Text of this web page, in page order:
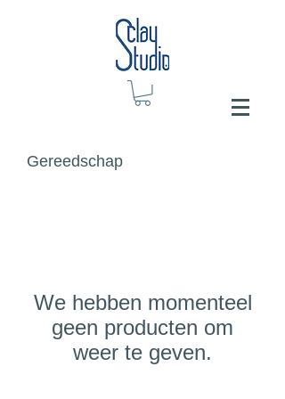
Gereedschap
We hebben momenteel
geen producten om
weer te geven.